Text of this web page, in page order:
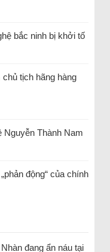
bắc ninh bị khởi tố
tịch hãng hàng
Nguyễn Thành Nam
động“ của chính
đang ẩn náu tại